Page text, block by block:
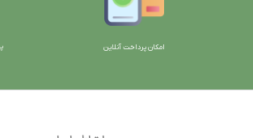
امکان پرداخت آنلاین